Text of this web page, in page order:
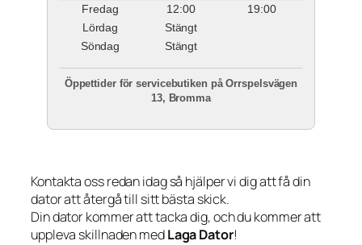
Fredag
12:00
19:00
Lördag
Stängt
Söndag
Stängt
Öppettider för servicebutiken på Orrspelsvägen
13, Bromma
Kontakta oss redan idag så hjälper vi dig att få din
dator att återgå till sitt bästa skick.
Din dator kommer att tacka dig, och du kommer att
uppleva skillnaden medLaga Dator!